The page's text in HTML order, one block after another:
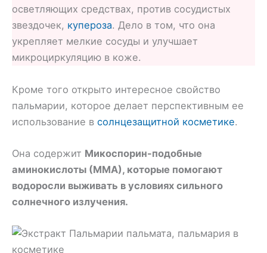
осветляющих средствах, против сосудистых
звездочек, купероза. Дело в том, что она
укрепляет мелкие сосуды и улучшает
микроциркуляцию в коже.
Кроме того открыто интересное свойство
пальмарии, которое делает перспективным ее
использование в солнцезащитной косметике.
Она содержит Микоспорин-подобные
аминокислоты (ММА), которые помогают
водоросли выживать в условиях сильного
солнечного излучения.